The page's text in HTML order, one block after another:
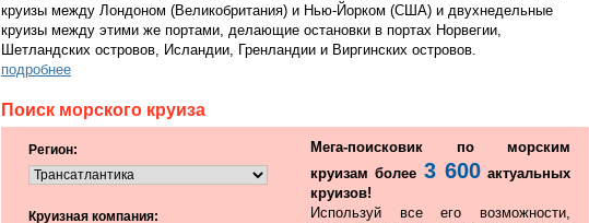
круизы между Лондоном (Великобритания) и Нью-Йорком (США) и двухнедельные
круизы между этими же портами, делающие остановки в портах Норвегии,
Шетландских островов, Исландии, Гренландии и Виргинских островов.
подробнее
Поиск морского круиза
Регион:
Круизная компания:
Мега-поисковик по морским
круизам более 3 600актуальных
круизов!
Используй все его возможности,